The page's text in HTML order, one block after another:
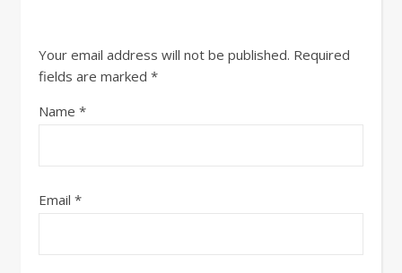
Your email address will not be published. Required
fields are marked *
Name *
Email *